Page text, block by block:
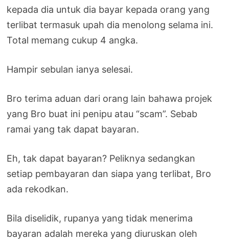
kepada dia untuk dia bayar kepada orang yang
terlibat termasuk upah dia menolong selama ini.
Total memang cukup 4 angka.
Hampir sebulan ianya selesai.
Bro terima aduan dari orang lain bahawa projek
yang Bro buat ini penipu atau “scam”. Sebab
ramai yang tak dapat bayaran.
Eh, tak dapat bayaran? Peliknya sedangkan
setiap pembayaran dan siapa yang terlibat, Bro
ada rekodkan.
Bila diselidik, rupanya yang tidak menerima
bayaran adalah mereka yang diuruskan oleh